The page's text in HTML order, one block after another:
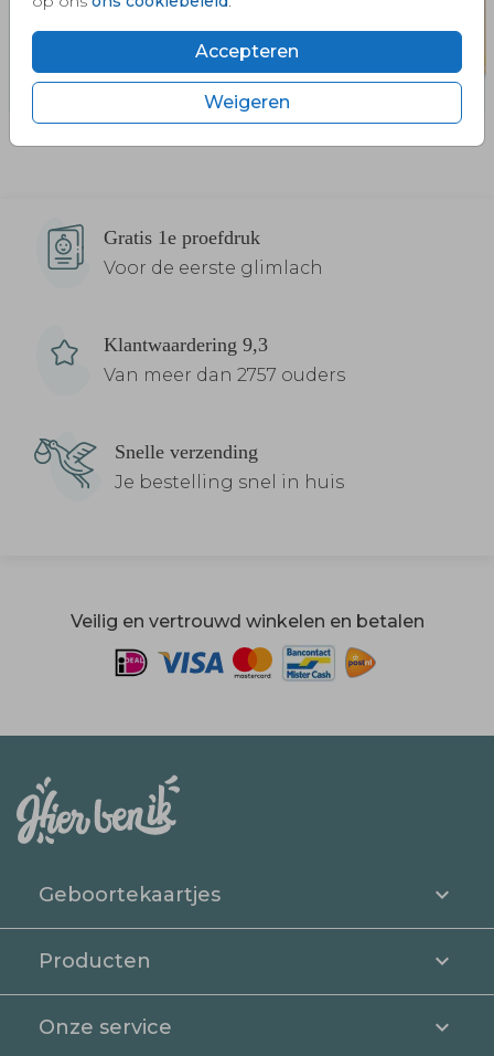
Accepteren
Weigeren
Gratis 1e proefdruk
Voor de eerste glimlach
Klantwaardering 9,3
Van meer dan 2757 ouders
Snelle verzending
Je bestelling snel in huis
Veilig en vertrouwd winkelen en betalen
Geboortekaartjes
Producten
Onze service